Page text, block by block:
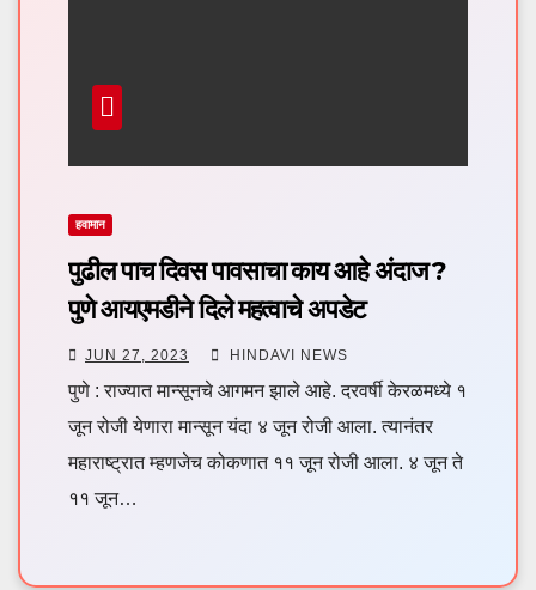
हवामान
पुढील पाच दिवस पावसाचा काय आहे अंदाज ?
पुणे आयएमडीने दिले महत्वाचे अपडेट
JUN 27, 2023 HINDAVI NEWS
पुणे : राज्यात मान्सूनचे आगमन झाले आहे. दरवर्षी केरळमध्ये १
जून रोजी येणारा मान्सून यंदा ४ जून रोजी आला. त्यानंतर
महाराष्ट्रात म्हणजेच कोकणात ११ जून रोजी आला. ४ जून ते
११ जून…